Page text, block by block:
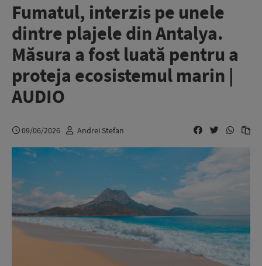
Fumatul, interzis pe unele
dintre plajele din Antalya.
Măsura a fost luată pentru a
proteja ecosistemul marin |
AUDIO
09/06/2026 Andrei Stefan